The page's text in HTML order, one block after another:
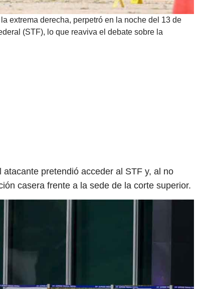
extrema derecha, perpetró en la noche del 13 de
(STF), lo que reaviva el debate sobre la
pretendió acceder al STF y, al no
casera frente a la sede de la corte superior.